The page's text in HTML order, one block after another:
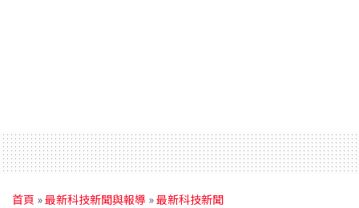
首頁 »最新科技新聞與報導 »最新科技新聞